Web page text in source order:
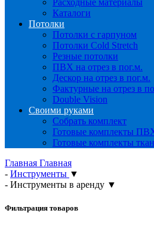
Каталоги
Потолки
Потолки с гарпуном
Потолки Cold Stretch
Резные потолки
ПВХ на отрез в пог.м.
Дескор на отрез в пог.м.
Фактурные на отрез в
Double Vision
Своими руками
Собрать комплект
Готовые комплекты
Готовые комплекты
Главная Главная
- Инструменты ▼
- Инструменты в аренду ▼
Фильтрация товаров